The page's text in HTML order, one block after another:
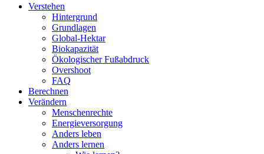
Verstehen
Hintergrund
Grundlagen
Global-Hektar
Biokapazität
Ökologischer Fußabdruck
Overshoot
FAQ
Berechnen
Verändern
Menschenrechte
Energieversorgung
Anders leben
Anders lernen